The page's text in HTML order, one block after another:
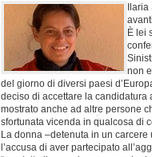
È lei
non
del giorno di diversi paesi
deciso di accettare la candidatura
mostrato anche ad altre persone
sfortunata vicenda in qualcosa di
La donna –detenuta in un
l’accusa di aver partecipato